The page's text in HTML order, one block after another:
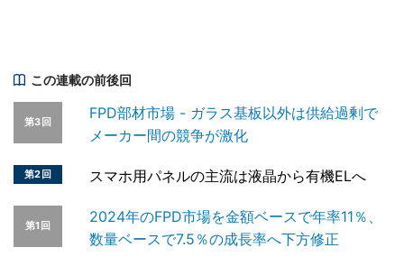
この連載の前後回
第3回
FPD部材市場 - ガラス基板以外は供給過剰で
メーカー間の競争が激化
第2回 スマホ用パネルの主流は液晶から有機ELへ
第1回
2024年のFPD市場を金額ベースで年率11％、
数量ベースで7.5％の成長率へ下方修正